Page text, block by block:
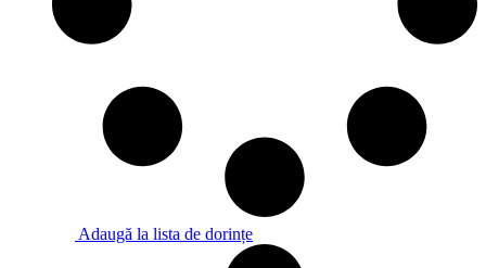
Adaugă la lista de dorințe